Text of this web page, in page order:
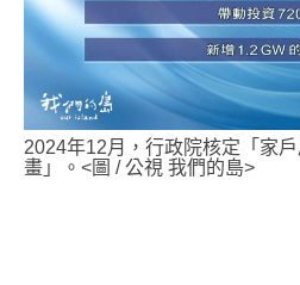
2024年12月，行政院核定「家
畫」。<圖 / 公視 我們的島>